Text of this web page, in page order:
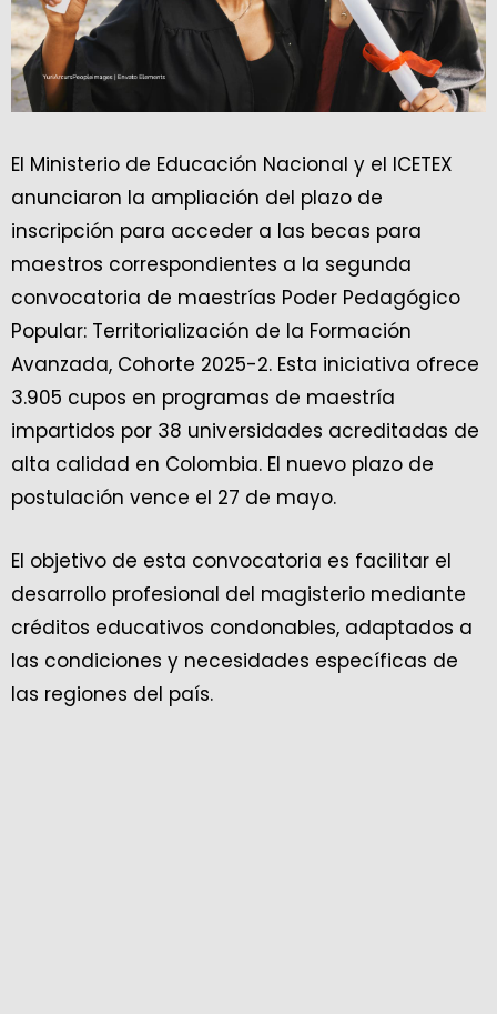
El Ministerio de Educación Nacional y el ICETEX
anunciaron la ampliación del plazo de
inscripción para acceder a las becas para
maestros correspondientes a la segunda
convocatoria de maestrías Poder Pedagógico
Popular: Territorialización de la Formación
Avanzada, Cohorte 2025-2. Esta iniciativa ofrece
3.905 cupos en programas de maestría
impartidos por 38 universidades acreditadas de
alta calidad en Colombia. El nuevo plazo de
postulación vence el 27 de mayo.
El objetivo de esta convocatoria es facilitar el
desarrollo profesional del magisterio mediante
créditos educativos condonables, adaptados a
las condiciones y necesidades específicas de
las regiones del país.